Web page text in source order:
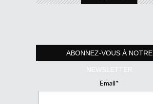
ABONNEZ-VOUS À NOTRE
NEWSLETTER
Email*